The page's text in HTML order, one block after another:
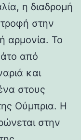
η διαδρομή
στην
αρμονία. Το
από
και
στους
Ούμπρια. Η
στην